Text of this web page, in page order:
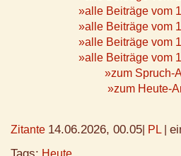
»alle Beiträge vom
»alle Beiträge vom
»alle Beiträge vom
»alle Beiträge vom
»zum Spruch-
»zum Heute-
Zitante 14.06.2026, 00.05 PL